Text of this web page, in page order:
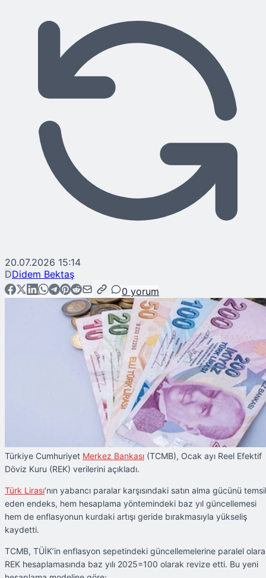
20.07.2026 15:14
DDidem Bektaş
0 yorum
Türkiye Cumhuriyet Merkez Bankası (TCMB), Ocak ayı Reel Efektif
Döviz Kuru (REK) verilerini açıkladı.
Türk Lirası’nın yabancı paralar karşısındaki satın alma gücünü temsil
eden endeks, hem hesaplama yöntemindeki baz yıl güncellemesi
hem de enflasyonun kurdaki artışı geride bırakmasıyla yükseliş
kaydetti.
TCMB, TÜİK’in enflasyon sepetindeki güncellemelerine paralel
REK hesaplamasında baz yılı 2025=100 olarak revize etti. Bu yeni